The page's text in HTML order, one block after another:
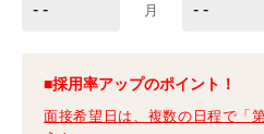
月
■採用率アップのポイント！
面接希望日は、複数の日程で「